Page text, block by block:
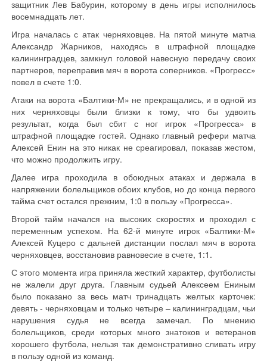
защитник Лев Бабурин, которому в день игры исполнилось
восемнадцать лет.
Игра началась с атак черняховцев. На пятой минуте матча
Александр Жарников, находясь в штрафной площадке
калининградцев, замкнул головой навесную передачу своих
партнеров, переправив мяч в ворота соперников. «Прогресс»
повел в счете 1:0.
Атаки на ворота «Балтики-М» не прекращались, и в одной из
них черняховцы были близки к тому, что бы удвоить
результат, когда был сбит с ног игрок «Прогресса» в
штрафной площадке гостей. Однако главный рефери матча
Алексей Енин на это никак не среагировал, показав жестом,
что можно продолжить игру.
Далее игра проходила в обоюдных атаках и держала в
напряжении болельщиков обоих клубов, но до конца первого
тайма счет остался прежним, 1:0 в пользу «Прогресса».
Второй тайм начался на высоких скоростях и проходил с
переменным успехом. На 62-й минуте игрок «Балтики-М»
Алексей Куцеро с дальней дистанции послал мяч в ворота
черняховцев, восстановив равновесие в счете, 1:1.
С этого момента игра приняла жесткий характер, футболисты
не жалели друг друга. Главным судьей Алексеем Ениным
было показано за весь матч тринадцать желтых карточек:
девять - черняховцам и только четыре – калининградцам, чьи
нарушения судья не всегда замечал. По мнению
болельщиков, среди которых много знатоков и ветеранов
хорошего футбола, нельзя так демонстративно сливать игру
в пользу одной из команд.